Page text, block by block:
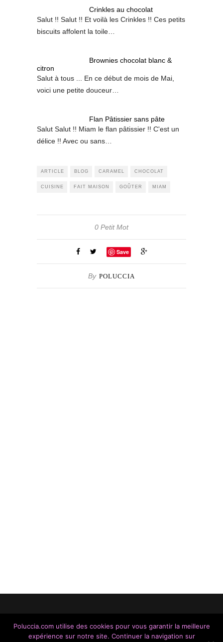
Crinkles au chocolat
Salut !! Salut !! Et voilà les Crinkles !! Ces petits
biscuits affolent la toile…
Brownies chocolat blanc &
citron
Salut à tous ... En ce début de mois de Mai,
voici une petite douceur…
Flan Pâtissier sans pâte
Salut Salut !! Miam le flan pâtissier !! C'est un
délice !! Avec ou sans…
ARTICLE BLOG CARAMEL CHOCOLAT
CUISINE FAIT MAISON GOÛTER MIAM
0 Petit Mot
Save
By POLUCCIA
Poluccia.com utilise des cookies pour vous garantir la meilleure
expérience sur notre site. Continuer la navigation sur